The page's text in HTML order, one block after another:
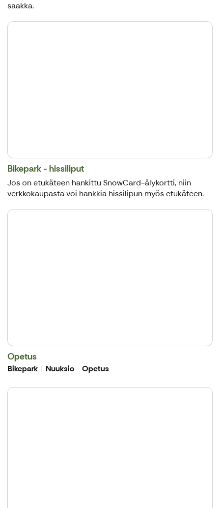
saakka.
Bikepark - hissiliput
Jos on etukäteen hankittu SnowCard-älykortti, niin
verkkokaupasta voi hankkia hissilipun myös etukäteen.
Opetus
Bikepark Nuuksio Opetus